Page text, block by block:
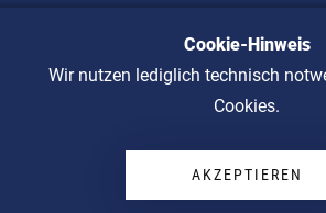
Telefon: +49 30 37580810
E-Mail:info@isaca.de
Cookie-Hinweis
Wir nutzen lediglich technisch
Cookies.
AKZEPTIEREN